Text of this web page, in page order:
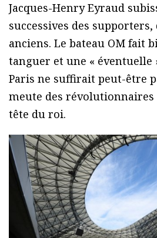
Jacques-Henry Eyraud
successives des
anciens. Le bateau OM fait
tanguer et une «
Paris ne suffirait peut-être
meute des révolutionnaires
tête du roi.